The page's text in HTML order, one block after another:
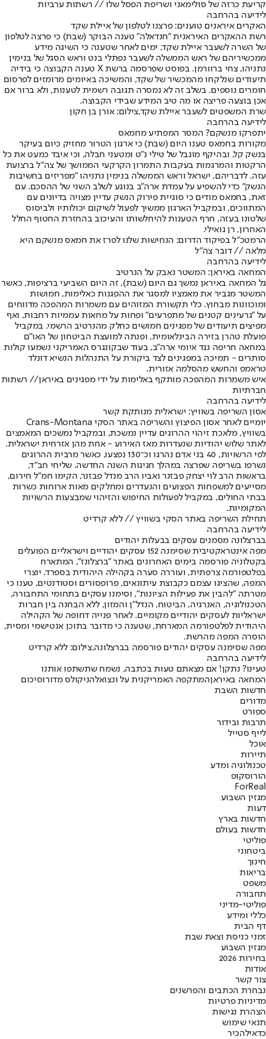
קריעת כרזה של סולימאני ושריפת הפסל שלו // רשתות ערביות
לידיעה בהרחבה
האקרים איראנים טוענים: פרצנו לטלפון של איילת שקד
רשת ההאקרים האיראנית "חנדאלה" טענה הבוקר (שבת) כי פרצה לטלפון
של השרה לשעבר איילת שקד, ימים לאחר שטענה כי השיגה מידע
ממכשיריהם של ראש הממשלה לשעבר נפתלי בנט וראש הסגל של בנימין
נתניהו, צחי ברוורמן. בפוסט שפרסמה ברשת X טענה הקבוצה כי בידיה
תיעודים שנלקחו מהמכשיר של שקד, והמשיכה באיומים מרומזים לפרסום
חומרים נוספים. בשלב זה לא נמסרה תגובה רשמית לטענות, ולא ברור אם
אכן בוצעה פריצה או מה טיב המידע שבידי הקבוצה.
שרת המשפטים לשעבר איילת שקד,צילום: אורן בן חקון
לידיעה בהרחבה
יתפרקו מנשקם? המסר המפתיע מחמאס
מקורות בחמאס טענו היום (שבת) כי ארגון הטרור מחזיק כיום בעיקר
בנשק קל, ובהיקף מוגבל של טילי נ"ט ומטעני חבלה, וכי איבד כמעט את כל
הרקטות והמרגמות בעקבות התמרון הקרקעי הממושך של צה"ל ברצועת
עזה. לדבריהם, ישראל וראש הממשלה בנימין נתניהו "מפריזים בחשיבות
הנשק" כדי להשפיע על עמדת ארה"ב בנוגע לשלב השני של ההסכם. עם
זאת, בחמאס מודים כי סוגיית פירוק הנשק עדיין מצויה בדיונים עם
המתווכים, ובמקביל הארגון ממשיך לפעול לשיקום יכולותיו ולביסוס
שלטונו בעזה, חרף הטענות להיחלשותו והעיכוב בהחזרת החטוף החלל
האחרון, רן גואילי.
הרמטכ"ל בפיקוד הדרום: הנחישות שלנו לפרז את חמאס מנשקם היא
מלאה // דובר צה"ל
לידיעה בהרחבה
המחאה באיראן: המשטר נאבק על הנרטיב
גל המחאה באיראן נמשך גם היום (שבת), זה היום השביעי ברציפות, כאשר
המשטר מגביר את מאמציו למסגר את ההפגנות כאלימות, חמושות
ומוכוונות מבחוץ. כלי תקשורת המזוהים עם משמרות המהפכה מדווחים
על "גרעינים קטנים של מתפרעים" ופחות על מחאות עממיות רחבות, ואף
מפיצים תיעודים של מפגינים חמושים כחלק מהנרטיב הרשמי. במקביל
פועלת טהרן בזירה הבינלאומית, ופנתה למועצת הביטחון של האו"ם
במחאה חריפה נגד איומי ארה"ב, בעוד שבקונגרס האמריקני נשמעו קולות
סותרים - תמיכה במפגינים לצד ביקורת על התנהלות הנשיא דונלד
טראמפ והחשש מהסלמה אזורית.
איש משמרות המהפכה מותקף באלימות על ידי מפגינים באיראן// רשתות
חברתיות
לידיעה בהרחבה
אסון השריפה בשוויץ: ישראלית מנותקת קשר
יומיים לאחר אסון הפיצוץ והשריפה באתר הסקי Crans-Montana
בשוויץ, מלאכת זיהוי ההרוגים עדיין נמשכת, ובמקביל נמשכים המאמצים
לאתר שלוש יהודיות שנעדרות מאז האירוע - אחת מהן אזרחית ישראלית.
לפי הרשויות, 40 בני אדם נהרגו וכ־130 נפצעו, כאשר מרבית ההרוגים
נשרפו בשריפה שפרצה במהלך חגיגות השנה החדשה. שליחי חב"ד,
בראשות הרב לוי יצחק פבזנר ואביו הרב מנדל פבזנר, הקימו חמ"ל חירום,
מסייעים למשפחות הפצועים והנעדרים ומחלקים מאות ארוחות כשרות
בבתי החולים, במקביל לפעולות החיפוש והזיהוי שמבצעות הרשויות
המקומיות.
תחילת השריפה באתר הסקי בשוויץ // ללא קרדיט
לידיעה בהרחבה
בברצלונה מסמנים עסקים בבעלות יהודים
מפה אינטראקטיבית שסימנה 152 עסקים יהודיים וישראליים הפועלים
בקטלוניה פורסמה בימים האחרונים באתר "ברצלונז", המתארח
בפלטפורמה צרפתית, ועוררה סערה בקהילה היהודית בספרד. יוצרי
המפה, שהציגו עצמם כקבוצת עיתונאים, פרופסורים וסטודנטים, טענו כי
מטרתה "להבין את פעילות הציונות", וסימנו עסקים בתחומי התחבורה,
הטכנולוגיה, האנרגיה, הביטוח, הנדל"ן והמזון, ללא הבחנה בין חברות
ישראליות לעסקים יהודיים מקומיים. לאחר פנייה דחופה של הקהילה
היהודית לפלטפורמה המארחת, שטענה כי מדובר בתוכן אנטישמי ומסית,
הוסרה המפה מהרשת.
מפה שסימנה עסקים יהודים פורסמה בברצלונה,צילום: ללא קרדיט
לידיעה בהרחבה
טעינו? נתקן! אם מצאתם טעות בכתבה, נשמח שתשתפו אותנו
המחאה באיראןהמתקפה האמריקנית על ונצואלהניקולס מדורוסיכום
חדשות השבת
מדורים
ספורט
תרבות ובידור
לייף סטייל
אוכל
תיירות
טכנולוגיה ומדע
הורוסקופ
ForReal
מגזין השבוע
דעות
חדשות בארץ
חדשות בעולם
פוליטי
ביטחוני
חינוך
בריאות
משפט
תחבורה
פוליטי-מדיני
כללי ומידע
דף הבית
זמני כניסת וצאת שבת
מגזין השבוע
בחירות 2026
אודות
צור קשר
נבחרת הכתבים והפרשנים
מדיניות פרטיות
הצהרת נגישות
תנאי שימוש
כדאילהכיר